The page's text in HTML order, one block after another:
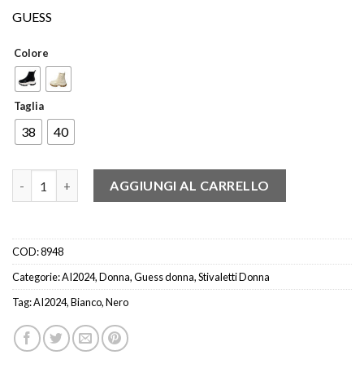
GUESS
Colore
Taglia
38 40
GUESS FL8BEOELE12 STIVALETTO BEATLES NERO - PANNA
AGGIUNGI AL CARRELLO
COD:8948
Categorie:AI2024,Donna,Guess donna,Stivaletti Donna
Tag:AI2024,Bianco,Nero